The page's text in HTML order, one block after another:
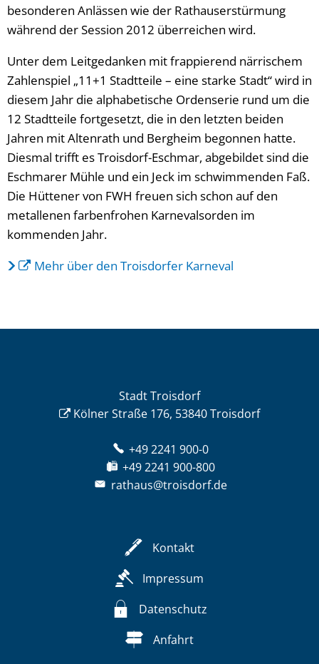
besonderen Anlässen wie der Rathauserstürmung
während der Session 2012 überreichen wird.
Unter dem Leitgedanken mit frappierend närrischem
Zahlenspiel „11+1 Stadtteile – eine starke Stadt“ wird in
diesem Jahr die alphabetische Ordenserie rund um die
12 Stadtteile fortgesetzt, die in den letzten beiden
Jahren mit Altenrath und Bergheim begonnen hatte.
Diesmal trifft es Troisdorf-Eschmar, abgebildet sind die
Eschmarer Mühle und ein Jeck im schwimmenden Faß.
Die Hüttener von FWH freuen sich schon auf den
metallenen farbenfrohen Karnevalsorden im
kommenden Jahr.
Mehr über den Troisdorfer Karneval
Stadt Troisdorf
Kölner Straße 176, 53840 Troisdorf
+49 2241 900-0
+49 2241 900-800
rathaus@troisdorf.de
Kontakt
Impressum
Datenschutz
Anfahrt